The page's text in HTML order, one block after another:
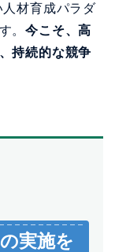
材育成パラダ
。今こそ、高
持続的な競争
実施を